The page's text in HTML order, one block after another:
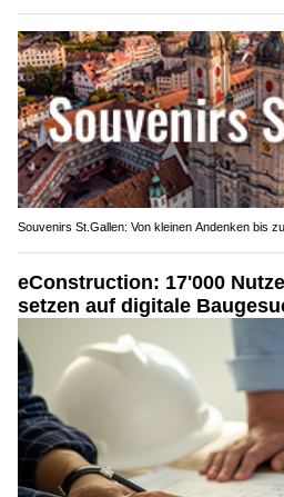
Souvenirs St.Gallen: Von kleinen Andenken bis
eConstruction: 17'000
setzen auf digitale